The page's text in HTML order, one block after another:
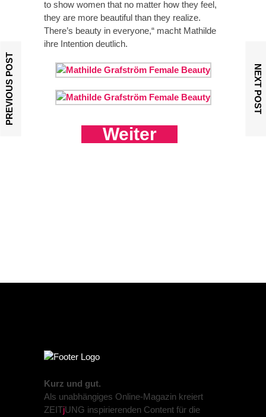
to show women that no matter how they feel,
they are more beautiful than they realize.
There’s beauty in everyone,“ macht Mathilde
ihre Intention deutlich.
Weiter
PREVIOUS POST NEXT POST
Kurz und gut.
Als unabhängiges Online-Magazin kreiert
ZEITjUNG inspirierenden Content für die